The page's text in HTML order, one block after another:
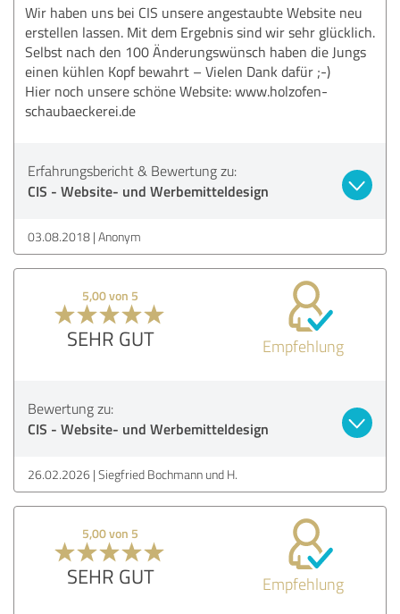
Wir haben uns bei CIS unsere angestaubte Website neu
erstellen lassen. Mit dem Ergebnis sind wir sehr glücklich.
Selbst nach den 100 Änderungswünsch haben die Jungs
einen kühlen Kopf bewahrt – Vielen Dank dafür ;-)
Hier noch unsere schöne Website: www.holzofen-
schaubaeckerei.de
Erfahrungsbericht & Bewertung zu:
CIS - Website- und Werbemitteldesign
03.08.2018 Anonym
5,00 von 5
SEHR GUT Empfehlung
Bewertung zu:
CIS - Website- und Werbemitteldesign
26.02.2026 Siegfried Bochmann und H.
5,00 von 5
SEHR GUT Empfehlung